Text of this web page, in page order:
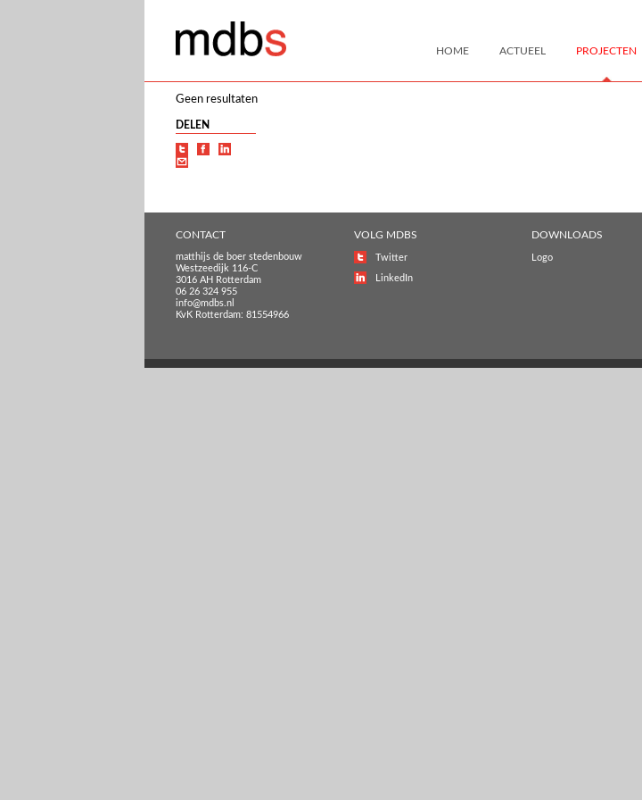
HOME ACTUEEL PROJECTEN
Geen resultaten
DELEN
CONTACT
matthijs de boer stedenbouw
Westzeedijk 116-C
3016 AH Rotterdam
06 26 324 955
info@mdbs.nl
KvK Rotterdam: 81554966
VOLG MDBS
Twitter
LinkedIn
DOWNLOADS
Logo